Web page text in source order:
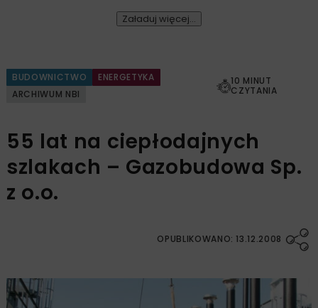
Załaduj więcej...
BUDOWNICTWO
ENERGETYKA
ARCHIWUM NBI
10 MINUT
CZYTANIA
55 lat na ciepłodajnych
szlakach – Gazobudowa Sp.
z o.o.
OPUBLIKOWANO: 13.12.2008